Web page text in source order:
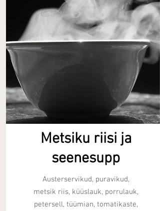
Metsiku riisi ja
seenesupp
Austerservikud, puravikud,
metsik riis, küüslauk, porrulauk,
petersell, tüümian, tomatikaste,